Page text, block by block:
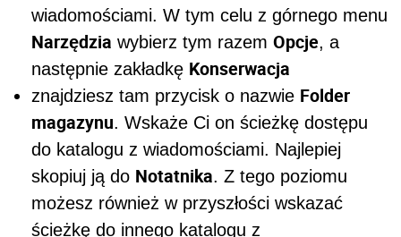
wiadomościami. W tym celu z górnego menu
Narzędzia wybierz tym razem Opcje, a
następnie zakładkę Konserwacja
znajdziesz tam przycisk o nazwie Folder
magazynu. Wskaże Ci on ścieżkę dostępu
do katalogu z wiadomościami. Najlepiej
skopiuj ją do Notatnika. Z tego poziomu
możesz również w przyszłości wskazać
ścieżkę do innego katalogu z